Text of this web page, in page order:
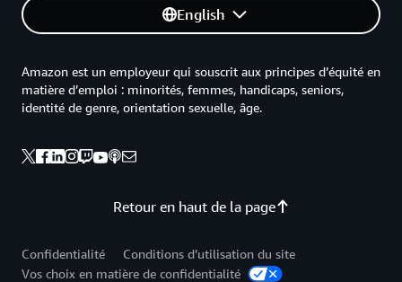
English
Retour en haut de la page
Amazon est un employeur qui souscrit aux principes d’équité en
matière d’emploi : minorités, femmes, handicaps, seniors,
identité de genre, orientation sexuelle, âge.
Confidentialité
Conditions d’utilisation du site
Vos choix en matière de confidentialité